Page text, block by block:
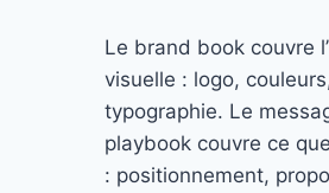
Le brand book couvre
visuelle : logo,
typographie. Le
playbook couvre ce
: positionnement,